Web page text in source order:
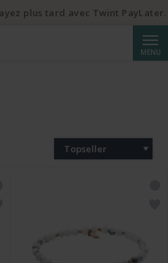
MENU
Topseller
plus tard avec Twint PayLater.